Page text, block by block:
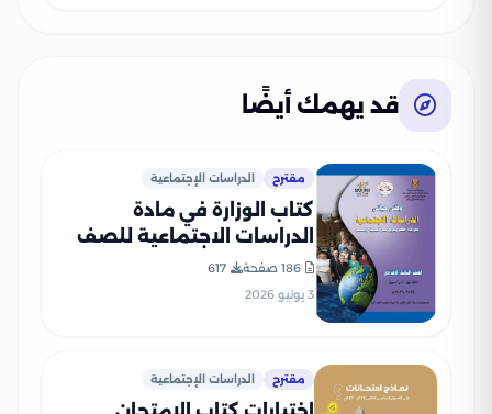
قد يهمك أيضًا
مقترح الدراسات الإجتماعية
كتاب الوزارة في مادة
الدراسات الاجتماعية للصف
PDF
186 صفحة
617
3 يونيو 2026
مقترح الدراسات الإجتماعية